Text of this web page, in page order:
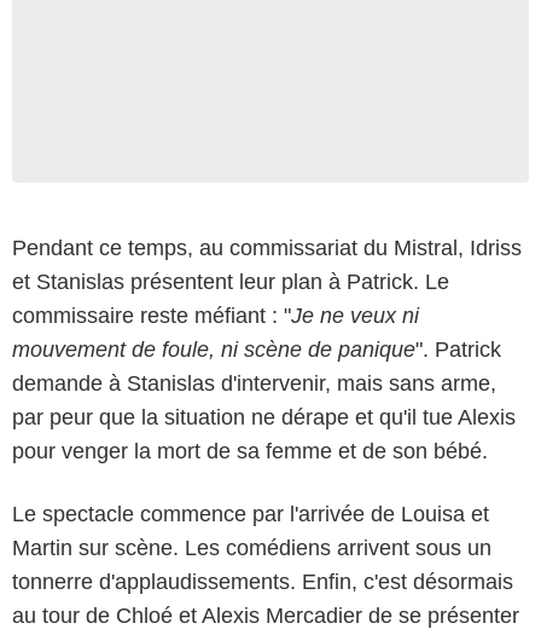
Pendant ce temps, au commissariat du Mistral, Idriss
et Stanislas présentent leur plan à Patrick. Le
commissaire reste méfiant : "Je ne veux ni
mouvement de foule, ni scène de panique". Patrick
demande à Stanislas d'intervenir, mais sans arme,
par peur que la situation ne dérape et qu'il tue Alexis
pour venger la mort de sa femme et de son bébé.
Le spectacle commence par l'arrivée de Louisa et
Martin sur scène. Les comédiens arrivent sous un
tonnerre d'applaudissements. Enfin, c'est désormais
au tour de Chloé et Alexis Mercadier de se présenter